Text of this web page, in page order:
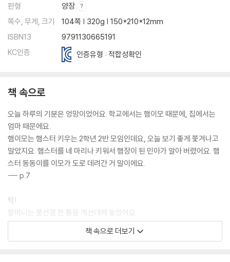
판형
양장
쪽수, 무게, 크기
104쪽 | 320g | 150*210*12mm
ISBN13
9791130665191
KC인증
인증유형 : 적합성확인
책 속으로
오늘 하루의 기분은 엉망이었어요. 학교에서는 햄이모 때문에, 집에서는
엄마 때문에요.
햄이모는 햄스터 키우는 2학년 2반 모임인데요, 오늘 보기 좋게 쫓겨나고
말았지요. 햄스터를 네 마리나 키워서 햄장이 된 민아가 알아 버렸어요. 햄
스터 동동이를 이모가 도로 데려간 거 말이에요.
--- p.7
탁!
할머니는 풍선껌 한 통을 계산대에 놓았어요.
하루 눈길이 계산대 위로 향했지요.
‘볼록 풍선껌? 처음 보는 건데…….’
책 속으로 더보기